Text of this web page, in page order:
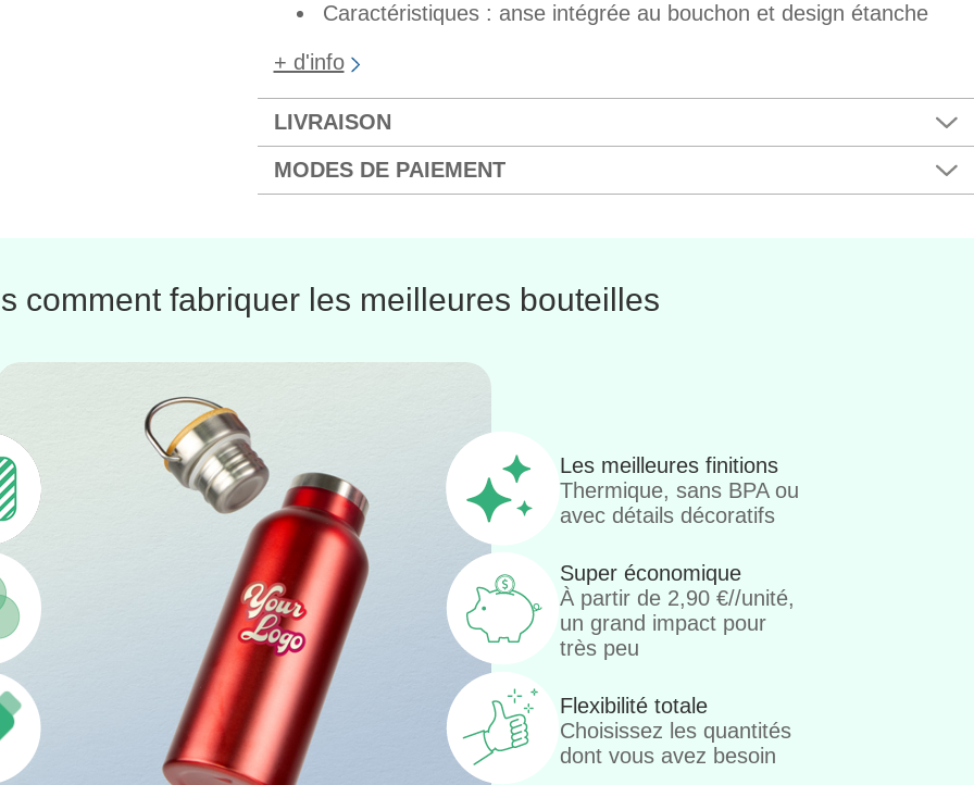
Caractéristiques : anse intégrée au bouchon et design étanche
+ d'info
LIVRAISON
MODES DE PAIEMENT
comment fabriquer les meilleures bouteilles
Les meilleures finitions
Thermique, sans BPA ou
avec détails décoratifs
Super économique
À partir de 2,90 €//unité,
un grand impact pour
très peu
Flexibilité totale
Choisissez les quantités
dont vous avez besoin